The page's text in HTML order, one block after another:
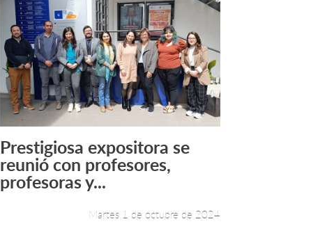
Leer más +
Prestigiosa expositora se
reunió con profesores,
profesoras y...
Martes 1 de octubre de 2024